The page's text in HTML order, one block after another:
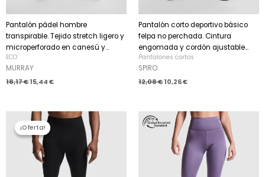
Pantalón pádel hombre
transpirable. Tejido stretch ligero y
microperforado en canesú y...
ECO
MURRAY
18,17€ 15,44 €
Pantalón corto deportivo básico
felpa no perchada. Cintura
engomada y cordón ajustable...
Pantalones cortos
SPIRO
12,08€ 10,26€
¡Oferta!
¡Oferta!
El
precio
original
era:
13,02 €.
El